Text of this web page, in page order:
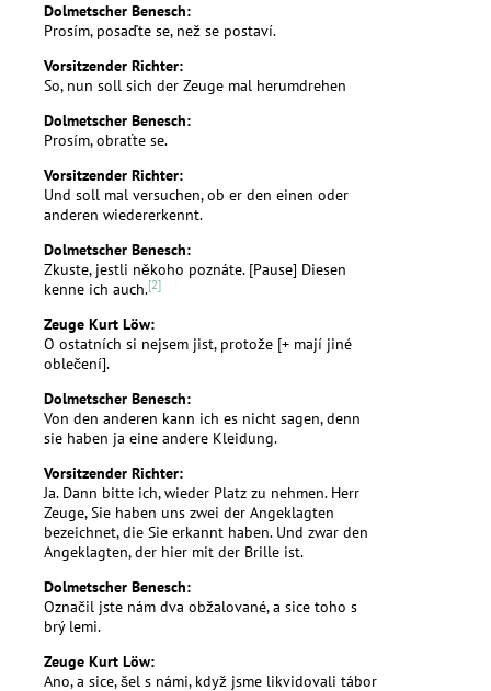
Dolmetscher Benesch:
Prosím, posaďte se, než se postaví.
Vorsitzender Richter:
So, nun soll sich der Zeuge mal herumdrehen
Dolmetscher Benesch:
Prosím, obraťte se.
Vorsitzender Richter:
Und soll mal versuchen, ob er den einen oder
anderen wiedererkennt.
Dolmetscher Benesch:
Zkuste, jestli někoho poznáte. [Pause] Diesen
kenne ich auch.[2]
Zeuge Kurt Löw:
O ostatních si nejsem jist, protože [+ mají jiné
oblečení].
Dolmetscher Benesch:
Von den anderen kann ich es nicht sagen, denn
sie haben ja eine andere Kleidung.
Vorsitzender Richter:
Ja. Dann bitte ich, wieder Platz zu nehmen. Herr
Zeuge, Sie haben uns zwei der Angeklagten
bezeichnet, die Sie erkannt haben. Und zwar den
Angeklagten, der hier mit der Brille ist.
Dolmetscher Benesch:
Označil jste nám dva obžalované, a sice toho s
brý lemi.
Zeuge Kurt Löw:
Ano, a sice, šel s námi, když jsme likvidovali tábor